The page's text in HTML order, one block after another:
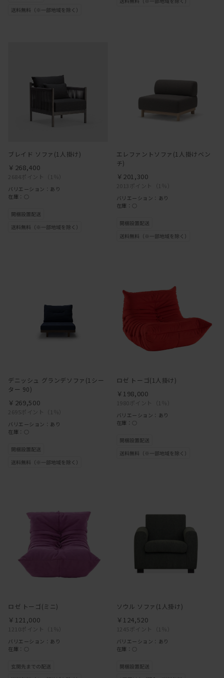
ブレイド ソファ(1人掛け)
2684ポイント （1％）
￥268,400
バリエーション：あり
在庫：○
エレファントソファ(1人掛けベン
チ)
2013ポイント （1％）
￥201,300
バリエーション：あり
在庫：○
デニッシュ グランデソファ(1シー
ター 90)
2695ポイント （1％）
￥269,500
バリエーション：あり
在庫：○
ロゼ トーゴ(1人掛け)
1980ポイント （1％）
￥198,000
バリエーション：あり
在庫：○
ロゼ トーゴ(ミニ)
1210ポイント （1％）
￥121,000
バリエーション：あり
在庫：○
ソウル ソファ(1人掛け)
1245ポイント （1％）
￥124,520
バリエーション：あり
在庫：○